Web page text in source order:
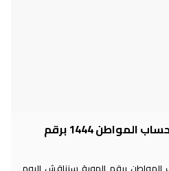
شروط الحصول على دعم حساب المواطن 1444 برقم